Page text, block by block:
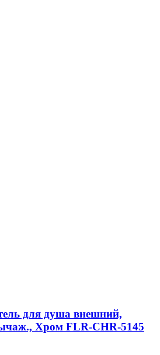
для душа внешний,
Хром FLR-CHR-5145